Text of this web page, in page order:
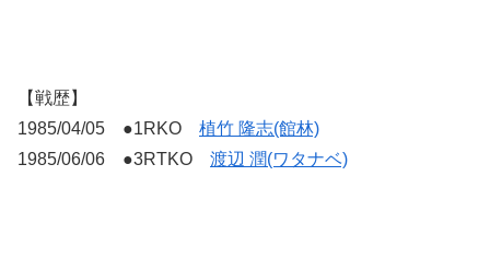
【戦歴】
1985/04/05 ●1RKO 植竹 隆志(館林)
1985/06/06 ●3RTKO 渡辺 潤(ワタナベ)